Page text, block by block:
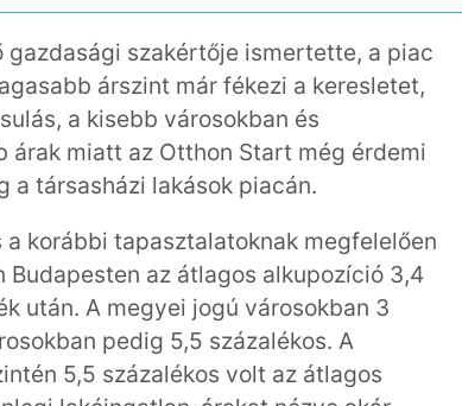
szakértője ismertette, a piac
árszint már fékezi a keresletet,
a kisebb városokban és
miatt az Otthon Start még érdemi
a társasházi lakások piacán.
korábbi tapasztalatoknak megfelelően
az átlagos alkupozíció 3,4
után. A megyei jogú városokban 3
pedig 5,5 százalékos. A
5,5 százalékos volt az átlagos